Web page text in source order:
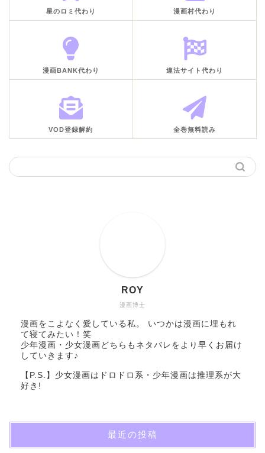
星のロミ代わり 漫画村代わり
漫画BANK代わり 違法サイト代わり
VOD登録解約 全巻無料読み
漫画博士
ROY
漫画をこよなく愛している私。 いつかは漫画に埋もれ
て寝てみたい！笑
少年漫画・少女漫画どちらもネタバレをより早くお届け
していきます♪
【P.S.】少女漫画はドロドロ系・少年漫画は推理系が大
好き!
最近の投稿